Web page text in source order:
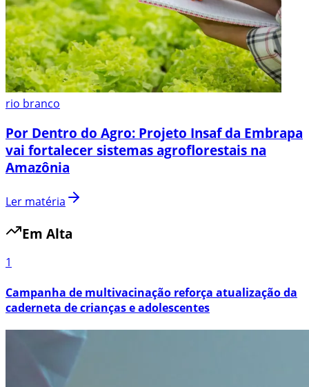
rio branco
Por Dentro do Agro: Projeto Insaf da Embrapa
vai fortalecer sistemas agroflorestais na
Amazônia
Ler matéria
Em Alta
1
Campanha de multivacinação reforça atualização da
caderneta de crianças e adolescentes